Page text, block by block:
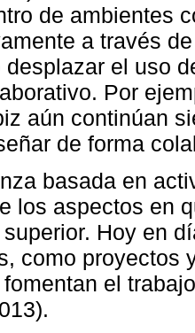
de ambientes
a través
desplazar el uso
Por
aún continúan
de forma
basada en
los aspectos en
Hoy en
como proyectos
el